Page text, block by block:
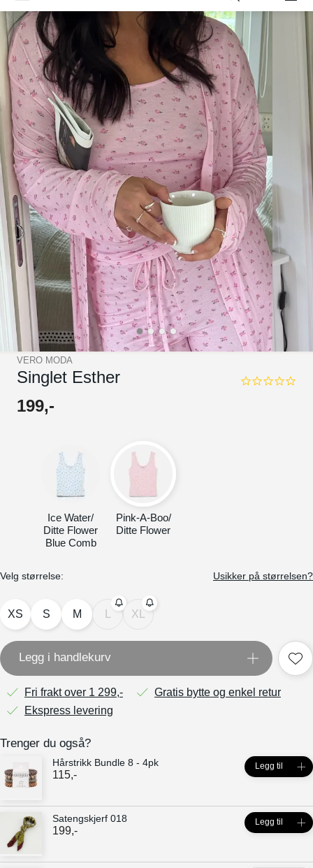
VERO MODA
Singlet Esther
0.0
199,-
Ice Water/
Ditte Flower
Blue Comb
Pink-A-Boo/
Ditte Flower
Velg størrelse: Usikker på størrelsen?
XS S M XL
Legg i handlekurv
Fri frakt over 1 299,-
Gratis bytte og enkel retur
Ekspress levering
Trenger du også?
Hårstrikk Bundle 8 - 4pk
115,-
Legg til
Satengskjerf 018
199,-
Legg til